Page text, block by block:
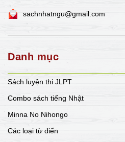
sachnhatngu@gmail.com
Danh mục
Sách luyện thi JLPT
Combo sách tiếng Nhật
Minna No Nihongo
Các loại từ điển